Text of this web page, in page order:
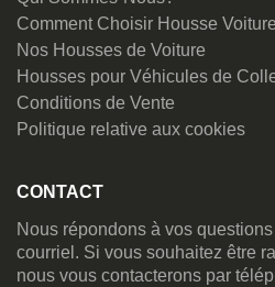
Comment Choisir Housse
Nos Housses de Voiture
Housses pour Véhicules de
Conditions de Vente
Politique relative aux cookies
CONTACT
Nous répondons à vos
courriel. Si vous souhaitez être
nous vous contacterons par